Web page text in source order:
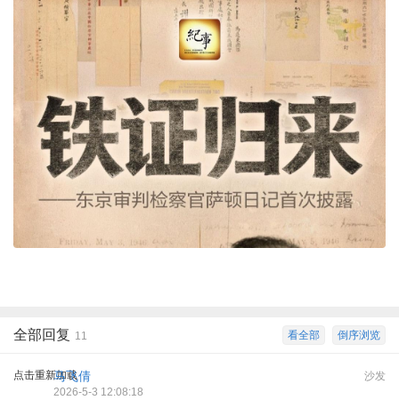
倒序浏览
看全部
全部回复 11
点击重新加载 沙发
马飞倩
2026-5-3 12:08:18